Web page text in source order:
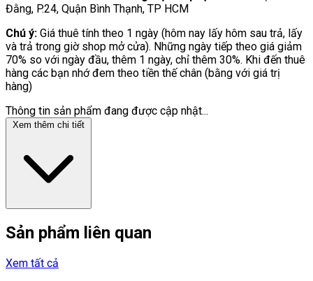
Đằng, P.24, Quận Bình Thạnh, TP HCM
Chú ý: Giá thuê tính theo 1 ngày (hôm nay lấy hôm sau trả, lấy
và trả trong giờ shop mở cửa). Những ngày tiếp theo giá giảm
70% so với ngày đầu, thêm 1 ngày, chỉ thêm 30%. Khi đến thuê
hàng các bạn nhớ đem theo tiền thế chân (bằng với giá trị
hàng)
Thông tin sản phẩm đang được cập nhật...
Xem thêm chi tiết
Sản phẩm liên quan
Xem tất cả